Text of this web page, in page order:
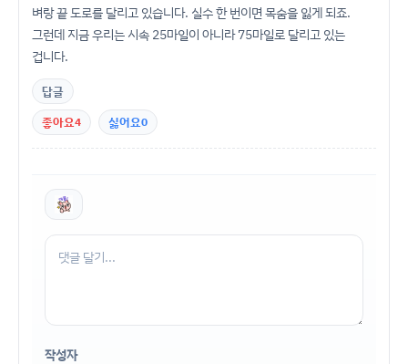
벼랑 끝 도로를 달리고 있습니다. 실수 한 번이면 목숨을 잃게 되죠.
그런데 지금 우리는 시속 25마일이 아니라 75마일로 달리고 있는
겁니다.
답글
좋아요4 싫어요0
작성자